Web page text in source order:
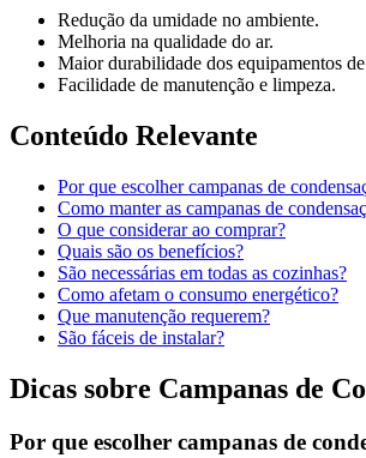
Redução da umidade no ambiente.
Melhoria na qualidade do ar.
Maior durabilidade dos equipamentos
Facilidade de manutenção e limpeza.
Conteúdo Relevante
Por que escolher campanas de
Como manter as campanas de
O que considerar ao comprar?
Quais são os benefícios?
São necessárias em todas as cozinhas?
Como afetam o consumo energético?
Que manutenção requerem?
São fáceis de instalar?
Dicas sobre Campanas de
Por que escolher campanas de